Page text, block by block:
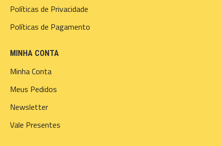
Políticas de Privacidade
Políticas de Pagamento
MINHA CONTA
Minha Conta
Meus Pedidos
Newsletter
Vale Presentes